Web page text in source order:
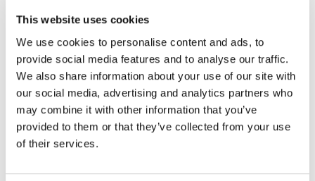
This website uses cookies
We use cookies to personalise content and ads, to
provide social media features and to analyse our traffic.
We also share information about your use of our site with
our social media, advertising and analytics partners who
may combine it with other information that you’ve
provided to them or that they’ve collected from your use
of their services.
Explorer les offres groupées